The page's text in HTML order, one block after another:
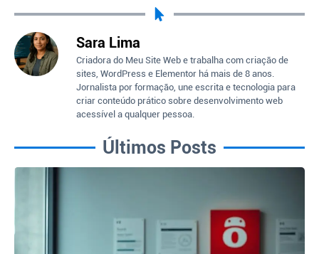
Sara Lima
Criadora do Meu Site Web e trabalha com criação de
sites, WordPress e Elementor há mais de 8 anos.
Jornalista por formação, une escrita e tecnologia para
criar conteúdo prático sobre desenvolvimento web
acessível a qualquer pessoa.
Últimos Posts